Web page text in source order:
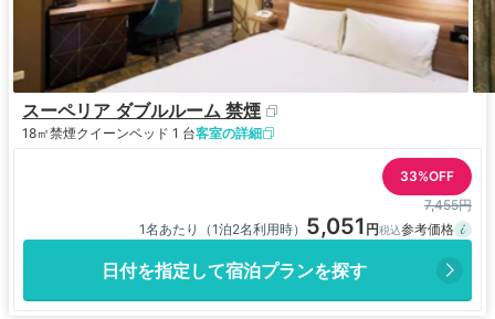
スーペリア ダブルルーム 禁煙
18㎡禁煙クイーンベッド 1 台客室の詳細
33%OFF
7,455円
1名あたり（1泊2名利用時） 5,051
日付を指定して宿泊プランを探す